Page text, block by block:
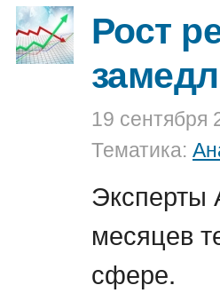
Рост
19 сентября
Тематика:
Эксперты
месяцев
сфере.